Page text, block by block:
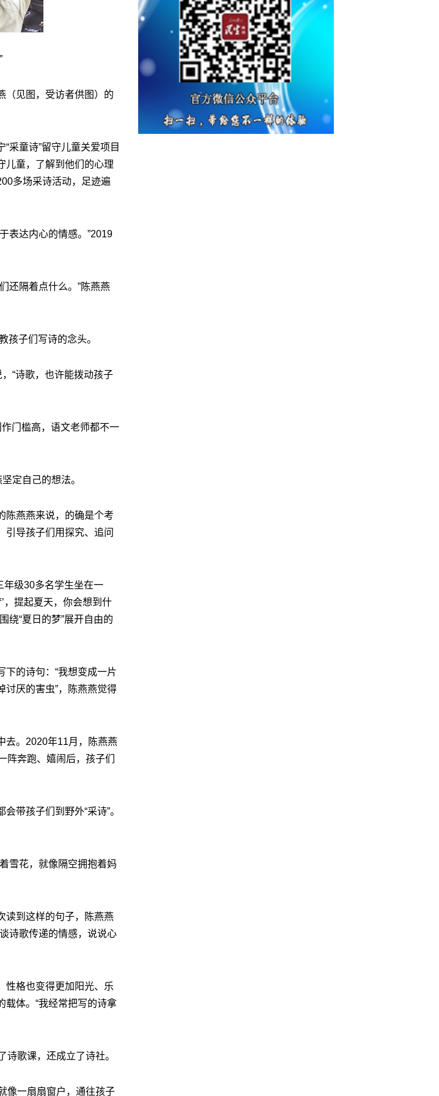
（见图，受访者供图）的
采童诗”留守儿童关爱项目
儿童，了解到他们的心理
多场采诗活动，足迹遍
表达内心的情感。”2019
还隔着点什么。”陈燕燕
孩子们写诗的念头。
“诗歌，也许能拨动孩子
作门槛高，语文老师都不一
定自己的想法。
陈燕燕来说，的确是个考
引导孩子们用探究、追问
年级30多名学生坐在一
，提起夏天，你会想到什
“夏日的梦”展开自由的
的诗句：“我想变成一片
讨厌的害虫”，陈燕燕觉得
。2020年11月，陈燕燕
阵奔跑、嬉闹后，孩子们
带孩子们到野外“采诗”。
雪花，就像隔空拥抱着妈
读到这样的句子，陈燕燕
诗歌传递的情感，说说心
性格也变得更加阳光、乐
载体。“我经常把写的诗拿
歌课，还成立了诗社。
像一扇扇窗户，通往孩子